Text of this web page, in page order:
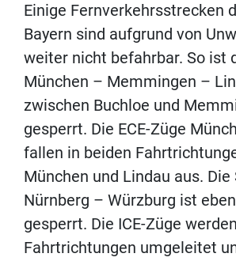
Einige Fernverkehrsstrecken
Bayern sind aufgrund von
weiter nicht befahrbar. So ist
München – Memmingen –
zwischen Buchloe und
gesperrt. Die ECE-Züge
fallen in beiden
München und Lindau aus. Die
Nürnberg – Würzburg ist
gesperrt. Die ICE-Züge
Fahrtrichtungen umgeleitet